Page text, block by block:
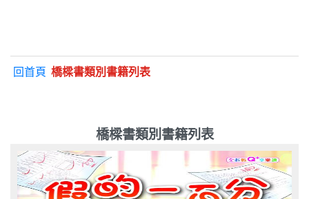
回首頁 橋樑書類別書籍列表
橋樑書類別書籍列表